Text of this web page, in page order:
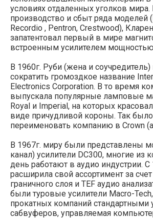
условиях отдаленных уголков
производство и сбыт ряда моделей
Recordio , Pentron, Crestwood),
запатентовал первый в мире
встроенным усилителем
В 1960г. Руби (жена и
сократить громоздкое название
Electronics Corporation. В то время
выпускала популярные ламповые
Royal и Imperial, на которых
виде причудливой короны. Так
переименовать компанию в Crown
В 1967г. миру были представлены
канал) усилители DC300, многие из
день работают в аудио индустрии. С
расширила свой ассортимент за
граничного слоя и TEF аудио
были туровые усилители Macro-
прокатных компаний стандартными
сабвуферов, управляемая